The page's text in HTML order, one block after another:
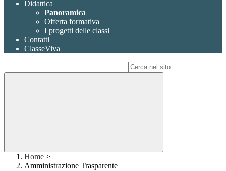
Didattica
Panoramica
Offerta formativa
I progetti delle classi
Contatti
ClasseViva
Home >
Amministrazione Trasparente